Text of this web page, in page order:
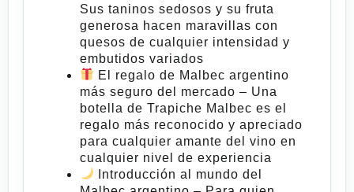
Sus taninos sedosos y su fruta
generosa hacen maravillas con
quesos de cualquier intensidad y
embutidos variados
El regalo de Malbec argentino
más seguro del mercado – Una
botella de Trapiche Malbec es el
regalo más reconocido y apreciado
para cualquier amante del vino en
cualquier nivel de experiencia
Introducción al mundo del